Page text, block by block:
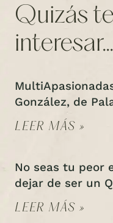
Quizás
interesar...
González, de
LEER MÁS »
No seas tu peor
dejar de ser un
LEER MÁS »